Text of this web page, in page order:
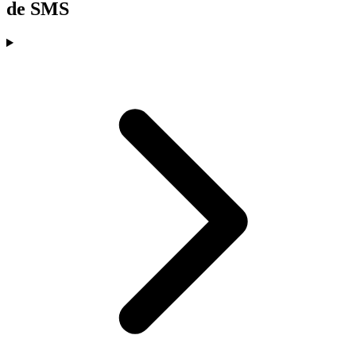
de SMS